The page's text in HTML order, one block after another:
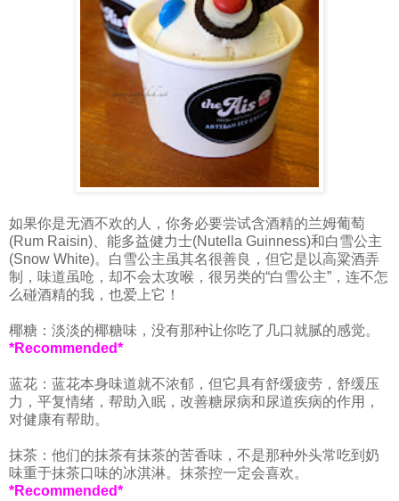
如果你是无酒不欢的人，你务必要尝试含酒精的兰姆葡萄
(Rum Raisin)、能多益健力士(Nutella Guinness)和白雪公主
(Snow White)。白雪公主虽其名很善良，但它是以高粱酒弄
制，味道虽呛，却不会太攻喉，很另类的“白雪公主”，连不怎
么碰酒精的我，也爱上它！
椰糖：淡淡的椰糖味，没有那种让你吃了几口就腻的感觉。
*Recommended*
蓝花：蓝花本身味道就不浓郁，但它具有舒缓疲劳，舒缓压
力，平复情绪，帮助入眠，改善糖尿病和尿道疾病的作用，
对健康有帮助。
抹茶：他们的抹茶有抹茶的苦香味，不是那种外头常吃到奶
味重于抹茶口味的冰淇淋。抹茶控一定会喜欢。
*Recommended*